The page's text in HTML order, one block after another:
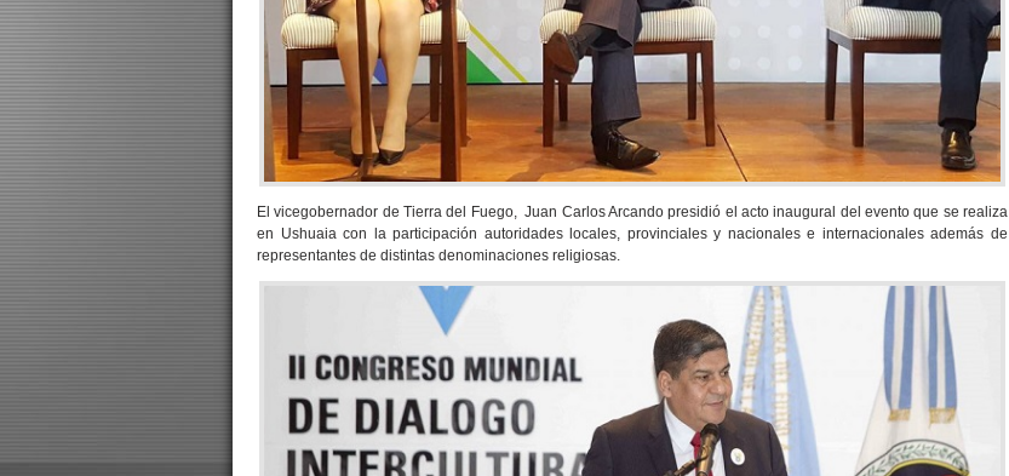
El vicegobernador de Tierra del Fuego, Juan Carlos Arcando presidió el acto inaugural del evento que se realiza
en Ushuaia con la participación autoridades locales, provinciales y nacionales e internacionales además de
representantes de distintas denominaciones religiosas.